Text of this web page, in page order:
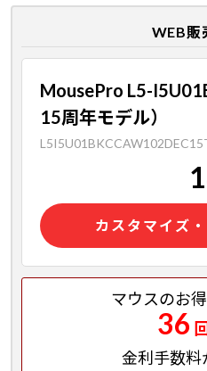
WEB販
MousePro L5-
15周年モデル）
カスタマイズ
マウスのお
36
金利手数料